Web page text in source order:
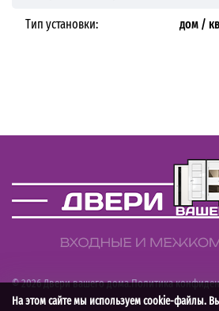
Тип установки: дом /
© 2026 Двери вашего дома.Политика
На этом сайте мы используем cookie-файлы.